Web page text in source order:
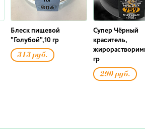
Блеск пищевой
"Голубой",10 гр
313 руб.
Супер Чёрный
краситель,
гр
290 руб.